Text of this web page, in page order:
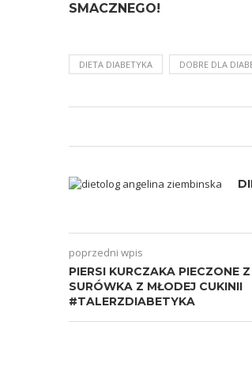
SMACZNEGO!
DIETA DIABETYKA DOBRE DLA
poprzedni wpis
PIERSI KURCZAKA PIECZONE
SURÓWKA Z MŁODEJ CUKINII
#TALERZDIABETYKA